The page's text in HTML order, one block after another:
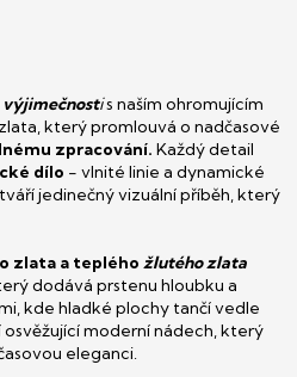
výjimečnostis naším ohromujícím
který promlouvá o nadčasové
zpracování. Každý detail
dílo - vlnité linie a dynamické
jedinečný vizuální příběh, který
zlata a teplého žlutého zlata
dodává prstenu hloubku a
kde hladké plochy tančí vedle
moderní nádech, který
eleganci.